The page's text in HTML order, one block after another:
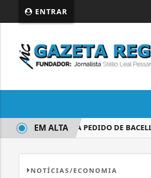
ENTRAR
MORAES NEGA PEDIDO DE
EM ALTA
NOTÍCIAS/ECONOMIA